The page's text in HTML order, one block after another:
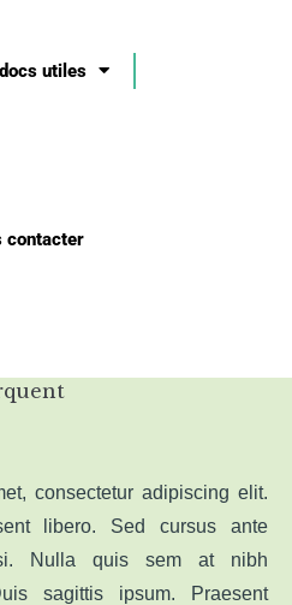
utiles
contacter
consectetur adipiscing elit.
libero. Sed cursus ante
Nulla quis sem at nibh
sagittis ipsum. Praesent